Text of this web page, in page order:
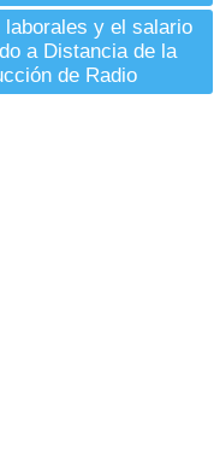
y el salario
a Distancia de la
de Radio